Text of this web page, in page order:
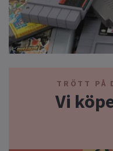
TRÖTT PÅ
Vi